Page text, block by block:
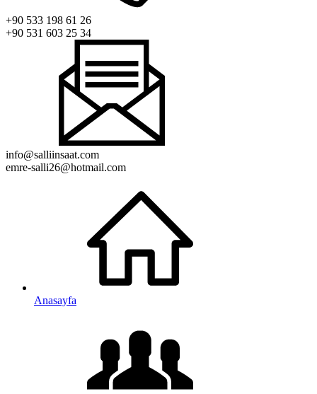
+90 533 198 61 26
+90 531 603 25 34
info@salliinsaat.com
emre-salli26@hotmail.com
Anasayfa